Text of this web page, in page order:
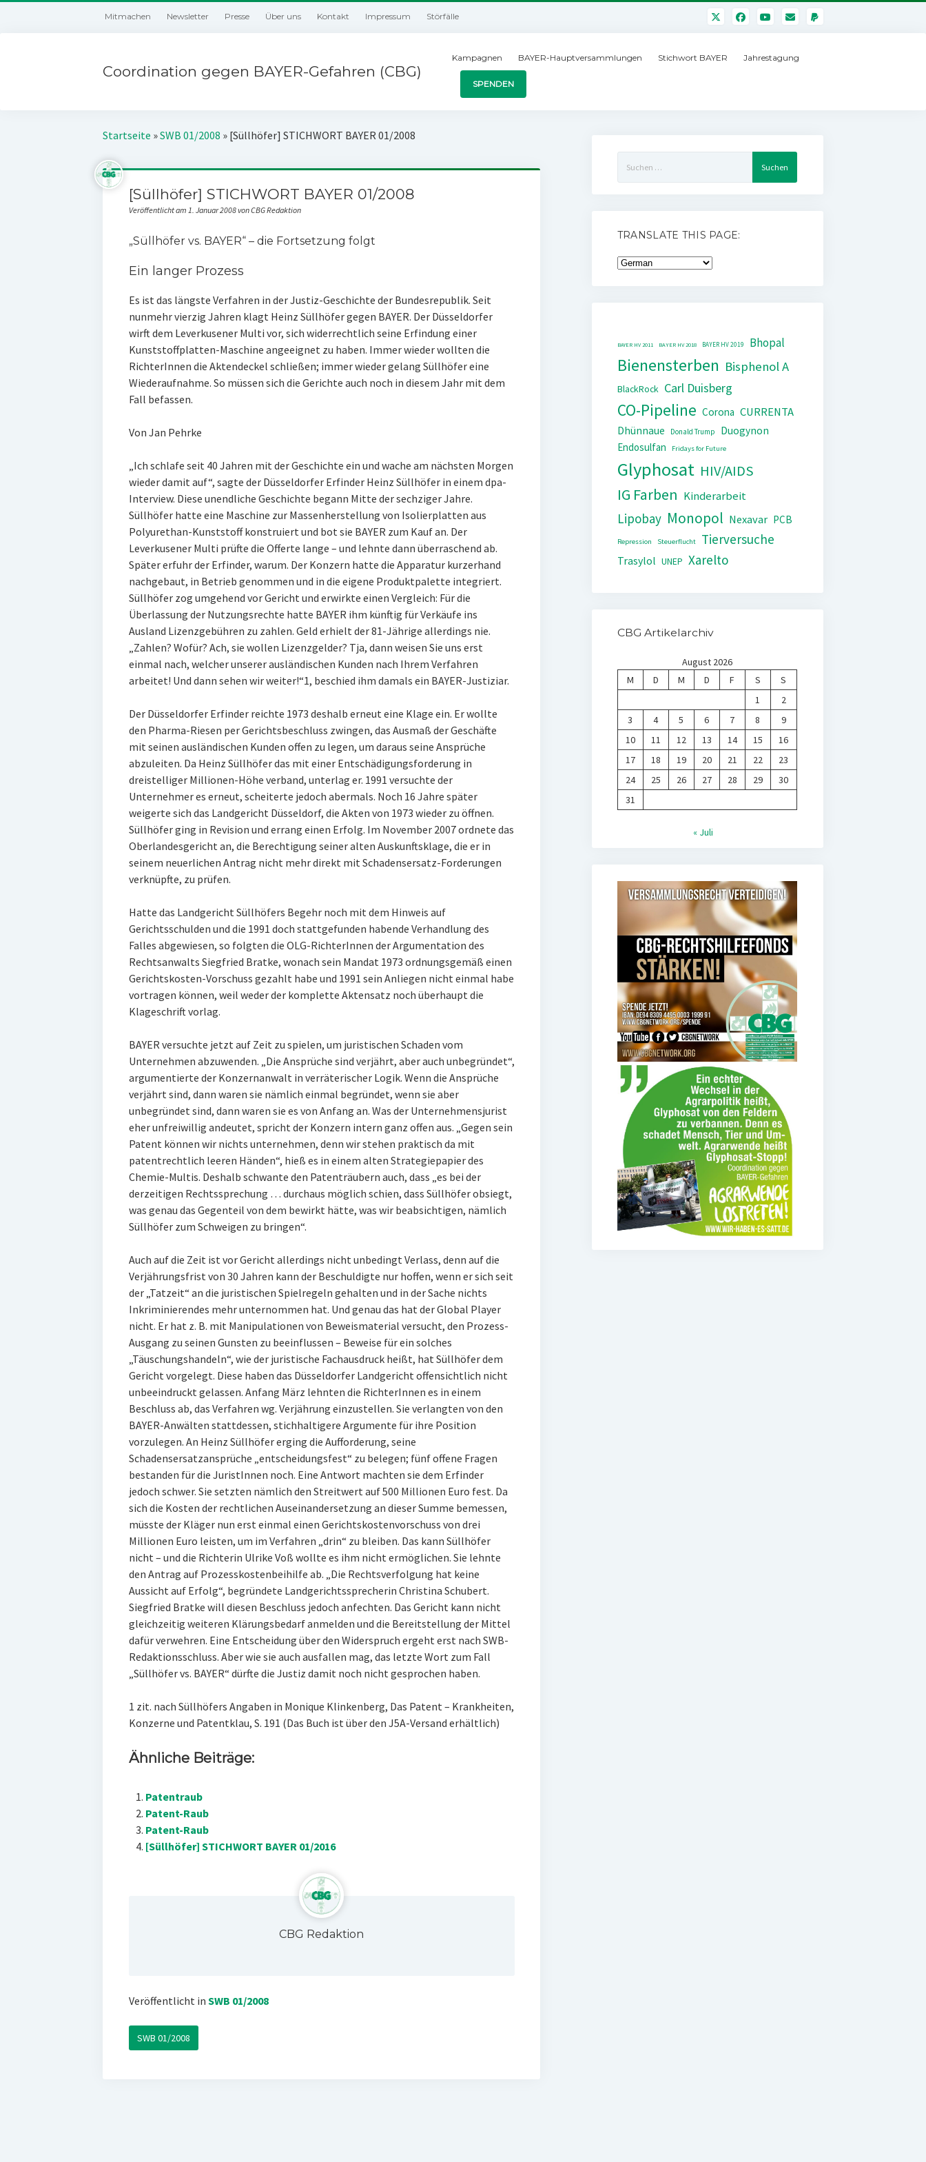
Mitmachen Newsletter Presse Über uns Kontakt Impressum Störfälle
Coordination gegen BAYER-Gefahren (CBG)
Kampagnen BAYER-Hauptversammlungen Stichwort BAYER Jahrestagung
SPENDEN
Startseite »SWB 01/2008 » [Süllhöfer] STICHWORT BAYER 01/2008
[Süllhöfer] STICHWORT BAYER 01/2008
Veröffentlicht am 1. Januar 2008 von CBG Redaktion
„Süllhöfer vs. BAYER“ – die Fortsetzung folgt
Ein langer Prozess
Es ist das längste Verfahren in der Justiz-Geschichte der Bundesrepublik. Seit
nunmehr vierzig Jahren klagt Heinz Süllhöfer gegen BAYER. Der Düsseldorfer
wirft dem Leverkusener Multi vor, sich widerrechtlich seine Erfindung einer
Kunststoffplatten-Maschine angeeignet zu haben. Immer wieder wollten die
RichterInnen die Aktendeckel schließen; immer wieder gelang Süllhöfer eine
Wiederaufnahme. So müssen sich die Gerichte auch noch in diesem Jahr mit dem
Fall befassen.
Von Jan Pehrke
„Ich schlafe seit 40 Jahren mit der Geschichte ein und wache am nächsten Morgen
wieder damit auf“, sagte der Düsseldorfer Erfinder Heinz Süllhöfer in einem dpa-
Interview. Diese unendliche Geschichte begann Mitte der sechziger Jahre.
Süllhöfer hatte eine Maschine zur Massenherstellung von Isolierplatten aus
Polyurethan-Kunststoff konstruiert und bot sie BAYER zum Kauf an. Der
Leverkusener Multi prüfte die Offerte lange – und lehnte dann überraschend ab.
Später erfuhr der Erfinder, warum. Der Konzern hatte die Apparatur kurzerhand
nachgebaut, in Betrieb genommen und in die eigene Produktpalette integriert.
Süllhöfer zog umgehend vor Gericht und erwirkte einen Vergleich: Für die
Überlassung der Nutzungsrechte hatte BAYER ihm künftig für Verkäufe ins
Ausland Lizenzgebühren zu zahlen. Geld erhielt der 81-Jährige allerdings nie.
„Zahlen? Wofür? Ach, sie wollen Lizenzgelder? Tja, dann weisen Sie uns erst
einmal nach, welcher unserer ausländischen Kunden nach Ihrem Verfahren
arbeitet! Und dann sehen wir weiter!“1, beschied ihm damals ein BAYER-Justiziar.
Der Düsseldorfer Erfinder reichte 1973 deshalb erneut eine Klage ein. Er wollte
den Pharma-Riesen per Gerichtsbeschluss zwingen, das Ausmaß der Geschäfte
mit seinen ausländischen Kunden offen zu legen, um daraus seine Ansprüche
abzuleiten. Da Heinz Süllhöfer das mit einer Entschädigungsforderung in
dreistelliger Millionen-Höhe verband, unterlag er. 1991 versuchte der
Unternehmer es erneut, scheiterte jedoch abermals. Noch 16 Jahre später
weigerte sich das Landgericht Düsseldorf, die Akten von 1973 wieder zu öffnen.
Süllhöfer ging in Revision und errang einen Erfolg. Im November 2007 ordnete das
Oberlandesgericht an, die Berechtigung seiner alten Auskunftsklage, die er in
seinem neuerlichen Antrag nicht mehr direkt mit Schadensersatz-Forderungen
verknüpfte, zu prüfen.
Hatte das Landgericht Süllhöfers Begehr noch mit dem Hinweis auf
Gerichtsschulden und die 1991 doch stattgefunden habende Verhandlung des
Falles abgewiesen, so folgten die OLG-RichterInnen der Argumentation des
Rechtsanwalts Siegfried Bratke, wonach sein Mandat 1973 ordnungsgemäß einen
Gerichtskosten-Vorschuss gezahlt habe und 1991 sein Anliegen nicht einmal habe
vortragen können, weil weder der komplette Aktensatz noch überhaupt die
Klageschrift vorlag.
BAYER versuchte jetzt auf Zeit zu spielen, um juristischen Schaden vom
Unternehmen abzuwenden. „Die Ansprüche sind verjährt, aber auch unbegründet“,
argumentierte der Konzernanwalt in verräterischer Logik. Wenn die Ansprüche
verjährt sind, dann waren sie nämlich einmal begründet, wenn sie aber
unbegründet sind, dann waren sie es von Anfang an. Was der Unternehmensjurist
eher unfreiwillig andeutet, spricht der Konzern intern ganz offen aus. „Gegen sein
Patent können wir nichts unternehmen, denn wir stehen praktisch da mit
patentrechtlich leeren Händen“, hieß es in einem alten Strategiepapier des
Chemie-Multis. Deshalb schwante den Patenträubern auch, dass „es bei der
derzeitigen Rechtssprechung … durchaus möglich schien, dass Süllhöfer obsiegt,
was genau das Gegenteil von dem bewirkt hätte, was wir beabsichtigen, nämlich
Süllhöfer zum Schweigen zu bringen“.
Auch auf die Zeit ist vor Gericht allerdings nicht unbedingt Verlass, denn auf die
Verjährungsfrist von 30 Jahren kann der Beschuldigte nur hoffen, wenn er sich seit
der „Tatzeit“ an die juristischen Spielregeln gehalten und in der Sache nichts
Inkriminierendes mehr unternommen hat. Und genau das hat der Global Player
nicht. Er hat z. B. mit Manipulationen von Beweismaterial versucht, den Prozess-
Ausgang zu seinen Gunsten zu beeinflussen – Beweise für ein solches
„Täuschungshandeln“, wie der juristische Fachausdruck heißt, hat Süllhöfer dem
Gericht vorgelegt. Diese haben das Düsseldorfer Landgericht offensichtlich nicht
unbeeindruckt gelassen. Anfang März lehnten die RichterInnen es in einem
Beschluss ab, das Verfahren wg. Verjährung einzustellen. Sie verlangten von den
BAYER-Anwälten stattdessen, stichhaltigere Argumente für ihre Position
vorzulegen. An Heinz Süllhöfer erging die Aufforderung, seine
Schadensersatzansprüche „entscheidungsfest“ zu belegen; fünf offene Fragen
bestanden für die JuristInnen noch. Eine Antwort machten sie dem Erfinder
jedoch schwer. Sie setzten nämlich den Streitwert auf 500 Millionen Euro fest. Da
sich die Kosten der rechtlichen Auseinandersetzung an dieser Summe bemessen,
müsste der Kläger nun erst einmal einen Gerichtskostenvorschuss von drei
Millionen Euro leisten, um im Verfahren „drin“ zu bleiben. Das kann Süllhöfer
nicht – und die Richterin Ulrike Voß wollte es ihm nicht ermöglichen. Sie lehnte
den Antrag auf Prozesskostenbeihilfe ab. „Die Rechtsverfolgung hat keine
Aussicht auf Erfolg“, begründete Landgerichtssprecherin Christina Schubert.
Siegfried Bratke will diesen Beschluss jedoch anfechten. Das Gericht kann nicht
gleichzeitig weiteren Klärungsbedarf anmelden und die Bereitstellung der Mittel
dafür verwehren. Eine Entscheidung über den Widerspruch ergeht erst nach SWB-
Redaktionsschluss. Aber wie sie auch ausfallen mag, das letzte Wort zum Fall
„Süllhöfer vs. BAYER“ dürfte die Justiz damit noch nicht gesprochen haben.
1 zit. nach Süllhöfers Angaben in Monique Klinkenberg, Das Patent – Krankheiten,
Konzerne und Patentklau, S. 191 (Das Buch ist über den J5A-Versand erhältlich)
Ähnliche Beiträge:
Patentraub
Patent-Raub
Patent-Raub
[Süllhöfer] STICHWORT BAYER 01/2016
CBG Redaktion
Veröffentlicht in SWB 01/2008
SWB 01/2008
nach:
TRANSLATE THIS PAGE:
BAYER HV 2011 BAYER HV 2018 BAYER HV 2019 Bhopal
Bienensterben Bisphenol A
BlackRock Carl Duisberg
CO-Pipeline Corona CURRENTA
Dhünnaue Donald Trump
Duogynon
Endosulfan
Fridays for Future
Glyphosat HIV/AIDS
IG Farben Kinderarbeit
Lipobay Monopol Nexavar PCB
Repression Steuerflucht Tierversuche
Trasylol UNEP Xarelto
CBG Artikelarchiv
August 2026
M
D M D F S
S
1
2
3
4 5 6 7 8
9
10
11 12 13 14 15
16
17
18 19 20 21 22
23
24
25 26 27 28 29
30
31
« Juli